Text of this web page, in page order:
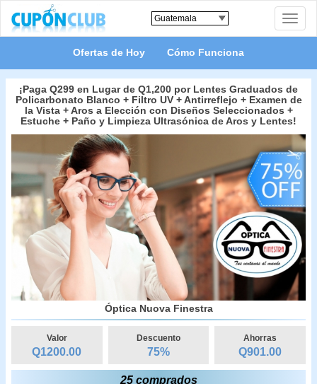
Toggle
Ofertas de Hoy Cómo Funciona
¡Paga Q299 en Lugar de Q1,200 por Lentes Graduados de
Policarbonato Blanco + Filtro UV + Antirreflejo + Examen de
la Vista + Aros a Elección con Diseños Seleccionados +
Estuche + Paño y Limpieza Ultrasónica de Aros y Lentes!
Óptica Nuova Finestra
Valor
Q1200.00
Descuento
75%
Ahorras
Q901.00
25 comprados